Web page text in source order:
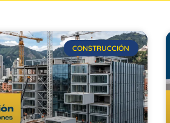
CONSTRUCCIÓN